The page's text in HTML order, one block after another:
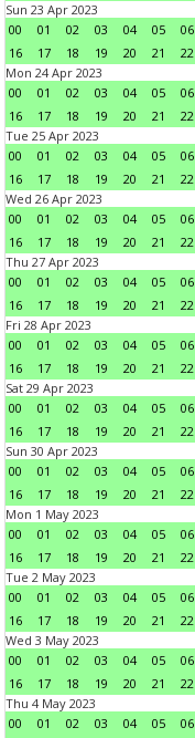
Sun 23 Apr 2023
00
01 02 03 04 05 06
16
17 18 19 20 21 22
Mon 24 Apr 2023
00
01 02 03 04 05 06
16
17 18 19 20 21 22
Tue 25 Apr 2023
00
01 02 03 04 05 06
16
17 18 19 20 21 22
Wed 26 Apr 2023
00
01 02 03 04 05 06
16
17 18 19 20 21 22
Thu 27 Apr 2023
00
01 02 03 04 05 06
16
17 18 19 20 21 22
Fri 28 Apr 2023
00
01 02 03 04 05 06
16
17 18 19 20 21 22
Sat 29 Apr 2023
00
01 02 03 04 05 06
16
17 18 19 20 21 22
Sun 30 Apr 2023
00
01 02 03 04 05 06
16
17 18 19 20 21 22
Mon 1 May 2023
00
01 02 03 04 05 06
16
17 18 19 20 21 22
Tue 2 May 2023
00
01 02 03 04 05 06
16
17 18 19 20 21 22
Wed 3 May 2023
00
01 02 03 04 05 06
16
17 18 19 20 21 22
Thu 4 May 2023
00
01 02 03 04 05 06